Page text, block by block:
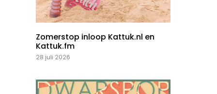
Zomerstop inloop Kattuk.nl en
Kattuk.fm
28 juli 2026